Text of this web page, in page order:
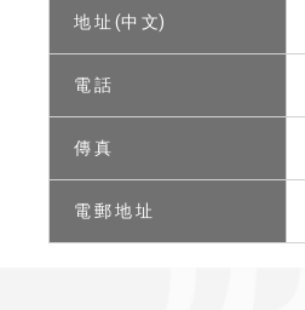
地 址 (中 文)
電 話
傳 真
電 郵 地 址